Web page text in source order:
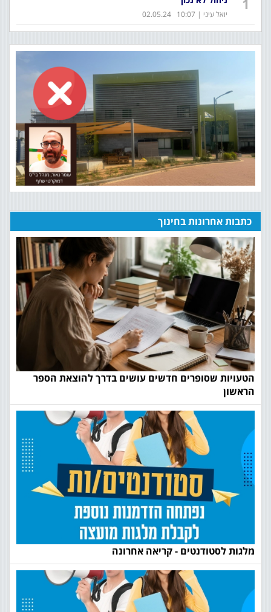
1
יואל עיני | 10:07 02.05.24
כתבות אחרונות בחינוך
הטעויות שסופרים חדשים עושים בדרך להוצאת הספר
הראשון
מלגות לסטודנטים - קריאה אחרונה